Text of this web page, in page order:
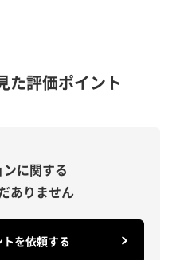
た評価ポイント
に関する
ありません
を依頼する